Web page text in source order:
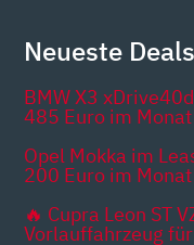
Neueste Deals
BMW X3
485 Euro im
Opel Mokka im
200 Euro im
🔥 Cupra Leon ST
Vorlauffahrzeug